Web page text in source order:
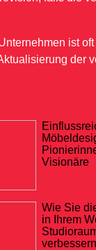
ist
der
Visionäre
Wie Sie
in Ihrem
verbessern